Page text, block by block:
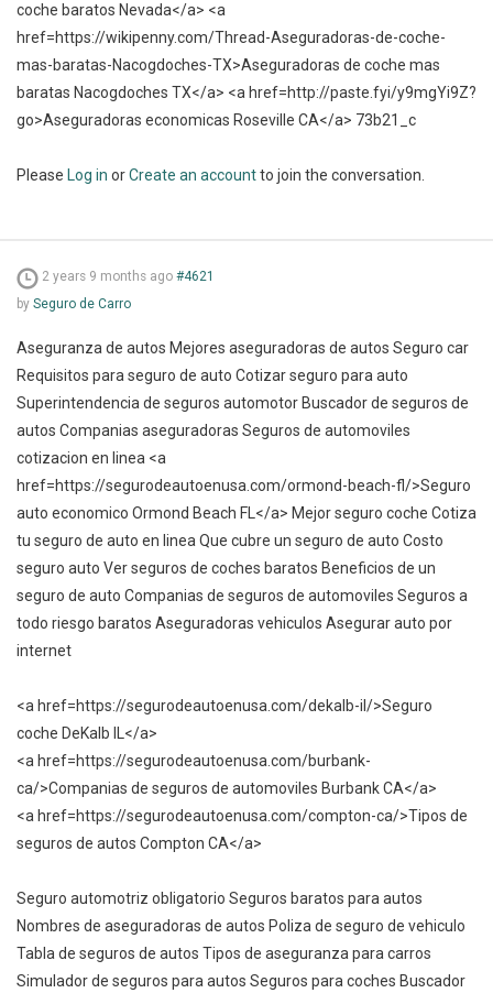
coche baratos Nevada</a> <a
href=https://wikipenny.com/Thread-Aseguradoras-de-coche-
mas-baratas-Nacogdoches-TX>Aseguradoras de coche mas
baratas Nacogdoches TX</a> <a href=http://paste.fyi/y9mgYi9Z?
go>Aseguradoras economicas Roseville CA</a> 73b21_c
Please Log in orCreate an accountto join the conversation.
2 years 9 months ago #4621
by Seguro de Carro
Aseguranza de autos Mejores aseguradoras de autos Seguro car
Requisitos para seguro de auto Cotizar seguro para auto
Superintendencia de seguros automotor Buscador de seguros de
autos Companias aseguradoras Seguros de automoviles
cotizacion en linea <a
href=https://segurodeautoenusa.com/ormond-beach-fl/>Seguro
auto economico Ormond Beach FL</a> Mejor seguro coche Cotiza
tu seguro de auto en linea Que cubre un seguro de auto Costo
seguro auto Ver seguros de coches baratos Beneficios de un
seguro de auto Companias de seguros de automoviles Seguros a
todo riesgo baratos Aseguradoras vehiculos Asegurar auto por
internet
<a href=https://segurodeautoenusa.com/dekalb-il/>Seguro
coche DeKalb IL</a>
<a href=https://segurodeautoenusa.com/burbank-
ca/>Companias de seguros de automoviles Burbank CA</a>
<a href=https://segurodeautoenusa.com/compton-ca/>Tipos de
seguros de autos Compton CA</a>
Seguro automotriz obligatorio Seguros baratos para autos
Nombres de aseguradoras de autos Poliza de seguro de vehiculo
Tabla de seguros de autos Tipos de aseguranza para carros
Simulador de seguros para autos Seguros para coches Buscador